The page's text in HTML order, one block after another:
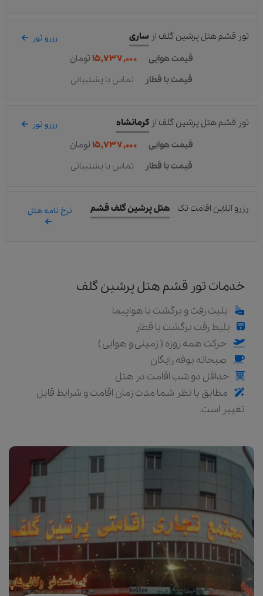
خدمات تور قشم هتل پرشین گلف
بلیت رفت و برگشت با هواپیما
بلیط رفت برگشت با قطار
حرکت همه روزه ( زمینی و هوایی )
صبحانه بوفه رایگان
حداقل دو شب اقامت در هتل
مطابق با نظر شما مدت زمان اقامت و شرایط قابل
تغییر است.
تور قشم هتل پرشین گلف از ساری رزرو تور
قیمت هوایی ۱۵,۷۳۷,۰۰۰ تومان
قیمت با قطار
تماس با پشتیبانی
تور قشم هتل پرشین گلف از کرمانشاه رزرو تور
قیمت هوایی ۱۵,۷۳۷,۰۰۰ تومان
قیمت با قطار
تماس با پشتیبانی
رزرو آنلاین اقامت تک هتل پرشین گلف قشم نرخ نامه هتل